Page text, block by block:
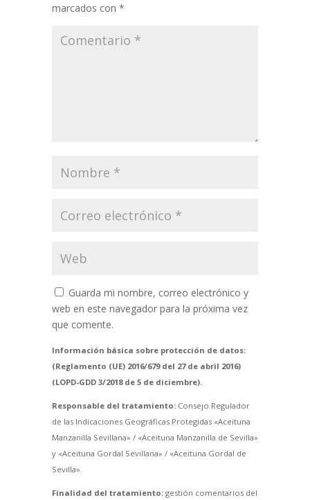
marcados con *
Guarda mi nombre, correo electrónico y
web en este navegador para la próxima vez
que comente.
Información básica sobre protección de datos:
(Reglamento (UE) 2016/679 del 27 de abril 2016)
(LOPD-GDD 3/2018 de 5 de diciembre).
Responsable del tratamiento:Consejo Regulador
de las Indicaciones Geográficas Protegidas «Aceituna
Manzanilla Sevillana» / «Aceituna Manzanilla de Sevilla»
y «Aceituna Gordal Sevillana» / «Aceituna Gordal de
Sevilla».
Finalidad del tratamiento:gestión comentarios del